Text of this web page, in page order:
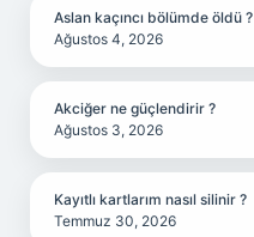
Aslan kaçıncı bölümde öldü ?
Ağustos 4, 2026
Akciğer ne güçlendirir ?
Ağustos 3, 2026
Kayıtlı kartlarım nasıl silinir ?
Temmuz 30, 2026